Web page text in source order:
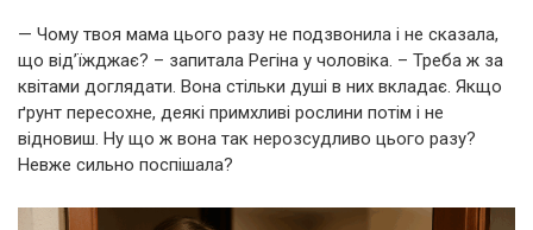
— Чому твоя мама цього разу не подзвонила і не сказала,
що від’їжджає? – запитала Регіна у чоловіка. – Треба ж за
квітами доглядати. Вона стільки душі в них вкладає. Якщо
ґрунт пересохне, деякі примхливі рослини потім і не
відновиш. Ну що ж вона так нерозсудливо цього разу?
Невже сильно поспішала?